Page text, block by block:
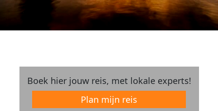
Boek hier jouw reis, met lokale experts!
Plan mijn reis